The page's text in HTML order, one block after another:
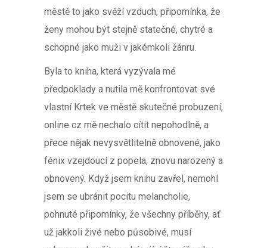
městě to jako svěží vzduch, připomínka, že
ženy mohou být stejně statečné, chytré a
schopné jako muži v jakémkoli žánru.
Byla to kniha, která vyzývala mé
předpoklady a nutila mě konfrontovat své
vlastní Krtek ve městě skutečné probuzení,
online cz mě nechalo cítit nepohodlně, a
přece nějak nevysvětlitelně obnovené, jako
fénix vzejdoucí z popela, znovu narozený a
obnovený. Když jsem knihu zavřel, nemohl
jsem se ubránit pocitu melancholie,
pohnuté připomínky, že všechny příběhy, ať
už jakkoli živé nebo působivé, musí